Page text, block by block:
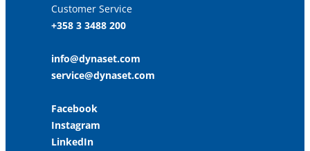
Customer Service
+358 3 3488 200
info@dynaset.com
service@dynaset.com
Facebook
Instagram
LinkedIn